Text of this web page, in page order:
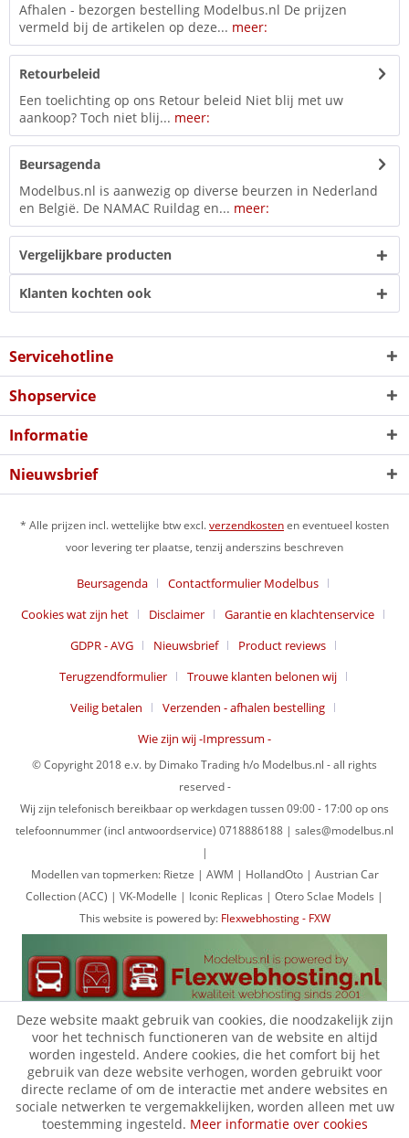
Afhalen - bezorgen bestelling Modelbus.nl De prijzen
vermeld bij de artikelen op deze... meer:
Retourbeleid
Een toelichting op ons Retour beleid Niet blij met uw
aankoop? Toch niet blij... meer:
Beursagenda
Modelbus.nl is aanwezig op diverse beurzen in Nederland
en België. De NAMAC Ruildag en... meer:
Vergelijkbare producten
Klanten kochten ook
Servicehotline
Shopservice
Informatie
Nieuwsbrief
* Alle prijzen incl. wettelijke btw excl.verzendkostenen eventueel kosten
voor levering ter plaatse, tenzij anderszins beschreven
Beursagenda
Contactformulier Modelbus
Cookies wat zijn het
Disclaimer
Garantie en klachtenservice
GDPR - AVG
Nieuwsbrief
Product reviews
Terugzendformulier
Trouwe klanten belonen wij
Veilig betalen
Verzenden - afhalen bestelling
Wie zijn wij -Impressum -
© Copyright 2018 e.v. by Dimako Trading h/o Modelbus.nl - all rights
reserved -
Wij zijn telefonisch bereikbaar op werkdagen tussen 09:00 - 17:00 op ons
telefoonnummer (incl antwoordservice) 0718886188 | sales@modelbus.nl
|
Modellen van topmerken: Rietze | AWM | HollandOto | Austrian Car
Collection (ACC) | VK-Modelle | Iconic Replicas | Otero Sclae Models |
This website is powered by: Flexwebhosting - FXW
Deze website maakt gebruik van cookies, die noodzakelijk zijn
voor het technisch functioneren van de website en altijd
worden ingesteld. Andere cookies, die het comfort bij het
gebruik van deze website verhogen, worden gebruikt voor
directe reclame of om de interactie met andere websites en
sociale netwerken te vergemakkelijken, worden alleen met uw
toestemming ingesteld. Meer informatie over cookies